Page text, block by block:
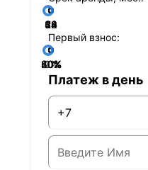
12
24
36
48
60
72
84
Первый взнос:
0%
20%
40%
60%
80%
Платеж в день